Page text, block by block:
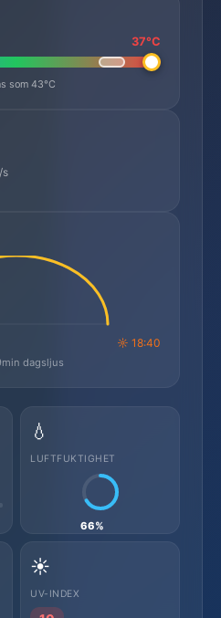
37°C
som 43°C
s
☼ 18:40
dagsljus
💧
LUFTFUKTIGHET
66%
☀️
UV-INDEX